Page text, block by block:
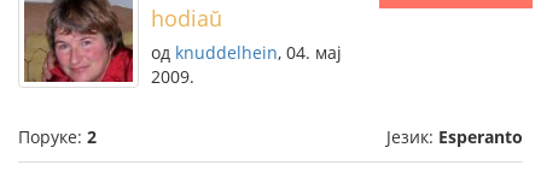
hodiaŭ
од knuddelhein, 04. мај
2009.
Поруке: 2 Језик: Esperanto